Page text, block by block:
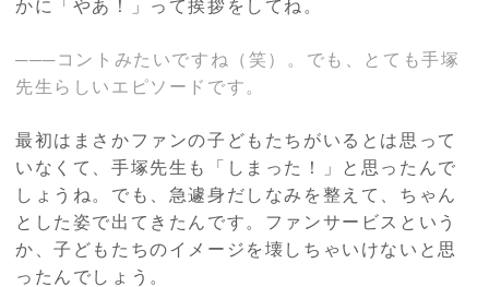
かに「やあ！」って挨拶をしてね。
───コントみたいですね（笑）。でも、とても手塚
先生らしいエピソードです。
最初はまさかファンの子どもたちがいるとは思って
いなくて、手塚先生も「しまった！」と思ったんで
しょうね。でも、急遽身だしなみを整えて、ちゃん
とした姿で出てきたんです。ファンサービスという
か、子どもたちのイメージを壊しちゃいけないと思
ったんでしょう。